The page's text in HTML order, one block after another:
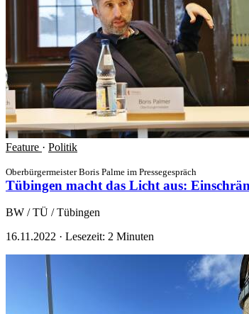
Feature · Politik
Oberbürgermeister Boris Palme im Pressegespräch
Tübingen macht das Licht aus:
BW / TÜ / Tübingen
16.11.2022 · Lesezeit: 2 Minuten